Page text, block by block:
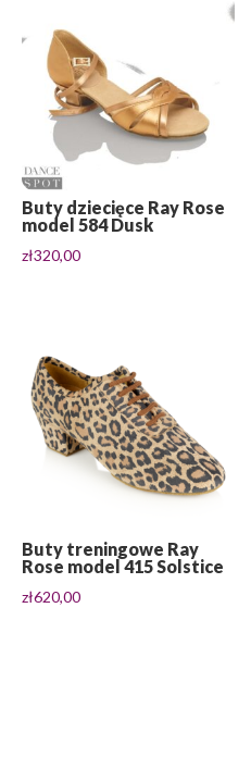
Buty dziecięce Ray Rose
model 584 Dusk
zł320,00
Buty treningowe Ray
Rose model 415 Solstice
zł620,00